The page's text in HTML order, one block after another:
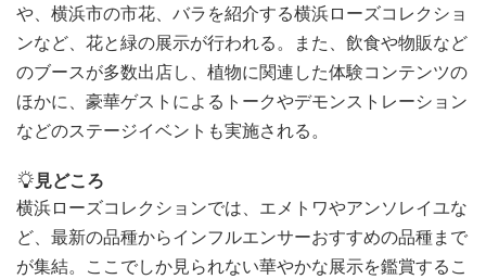
や、横浜市の市花、バラを紹介する横浜ローズコレクショ
ンなど、花と緑の展示が行われる。また、飲食や物販など
のブースが多数出店し、植物に関連した体験コンテンツの
ほかに、豪華ゲストによるトークやデモンストレーション
などのステージイベントも実施される。
見どころ
横浜ローズコレクションでは、エメトワやアンソレイユな
ど、最新の品種からインフルエンサーおすすめの品種まで
が集結。ここでしか見られない華やかな展示を鑑賞するこ